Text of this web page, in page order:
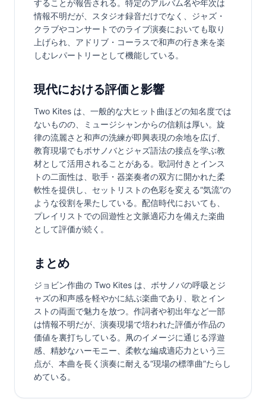
することが報告される。特定のアルバム名や年次は
情報不明だが、スタジオ録音だけでなく、ジャズ・
クラブやコンサートでのライブ演奏においても取り
上げられ、アドリブ・コーラスで和声の行き来を楽
しむレパートリーとして機能している。
現代における評価と影響
Two Kites は、一般的な大ヒット曲ほどの知名度では
ないものの、ミュージシャンからの信頼は厚い。旋
律の流麗さと和声の洗練が即興表現の余地を広げ、
教育現場でもボサノバとジャズ語法の接点を学ぶ教
材として活用されることがある。歌詞付きとインス
トの二面性は、歌手・器楽奏者の双方に開かれた柔
軟性を提供し、セットリストの色彩を変える“気流”の
ような役割を果たしている。配信時代においても、
プレイリストでの回遊性と文脈適応力を備えた楽曲
として評価が続く。
まとめ
ジョビン作曲の Two Kites は、ボサノバの呼吸とジ
ャズの和声感を軽やかに結ぶ楽曲であり、歌とイン
ストの両面で魅力を放つ。作詞者や初出年など一部
は情報不明だが、演奏現場で培われた評価が作品の
価値を裏打ちしている。凧のイメージに通じる浮遊
感、精妙なハーモニー、柔軟な編成適応力という三
点が、本曲を長く演奏に耐える“現場の標準曲”たらし
めている。